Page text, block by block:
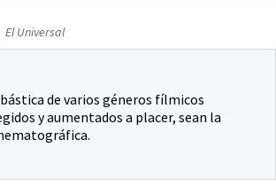
El Universal
de varios géneros fílmicos
y aumentados a placer, sean la